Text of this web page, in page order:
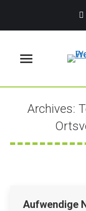
Archives:
Aufwendige